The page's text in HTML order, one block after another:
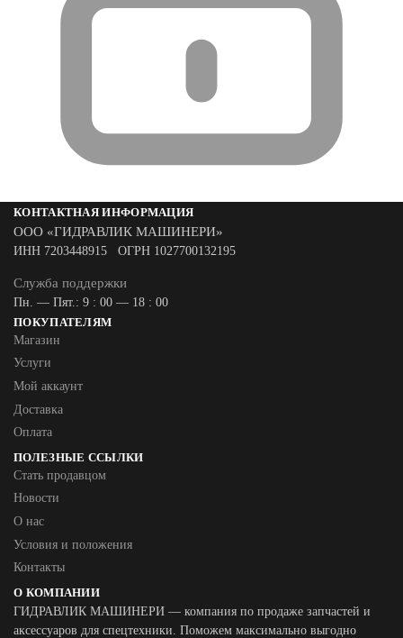
КОНТАКТНАЯ ИНФОРМАЦИЯ
ООО «ГИДРАВЛИК МАШИНЕРИ»
ИНН 7203448915 ОГРН 1027700132195
Служба поддержки
Пн. — Пят.: 9 : 00 — 18 : 00
ПОКУПАТЕЛЯМ
Магазин
Услуги
Мой аккаунт
Доставка
Оплата
ПОЛЕЗНЫЕ ССЫЛКИ
Стать продавцом
Новости
О нас
Условия и положения
Контакты
О КОМПАНИИ
ГИДРАВЛИК МАШИНЕРИ — компания по продаже запчастей и
аксессуаров для спецтехники. Поможем максимально выгодно